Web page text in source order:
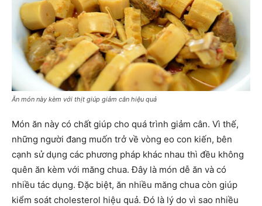
Ăn món này kèm với thịt giúp giảm cân hiệu quả
Món ăn này có chất giúp cho quá trình giảm cân. Vì thế,
những người đang muốn trở về vòng eo con kiến, bên
cạnh sử dụng các phương pháp khác nhau thì đều không
quên ăn kèm với măng chua. Đây là món dễ ăn và có
nhiều tác dụng. Đặc biệt, ăn nhiều măng chua còn giúp
kiểm soát cholesterol hiệu quả. Đó là lý do vì sao nhiều